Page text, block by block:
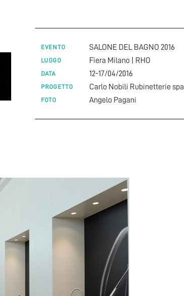
EVENTO SALONE DEL BAGNO 2016
LUOGO Fiera Milano | RHO
DATA 12-17/04/2016
PROGETTO Carlo Nobili Rubinetterie spa
FOTO Angelo Pagani